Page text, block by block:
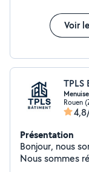
Voir
TPLS
Rouen
Présentation
Bonjour, nous
Nous sommes